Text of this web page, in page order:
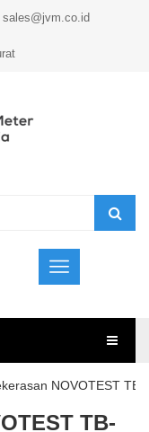
NOVOTEST
TB-